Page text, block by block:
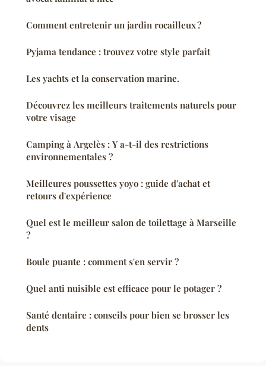
Comment entretenir un jardin rocailleux ?
Pyjama tendance : trouvez votre style parfait
Les yachts et la conservation marine.
Découvrez les meilleurs traitements naturels pour
votre visage
Camping à Argelès : Y a-t-il des restrictions
environnementales ?
Meilleures poussettes yoyo : guide d'achat et
retours d'expérience
Quel est le meilleur salon de toilettage à Marseille
?
Boule puante : comment s'en servir ?
Quel anti nuisible est efficace pour le potager ?
Santé dentaire : conseils pour bien se brosser les
dents